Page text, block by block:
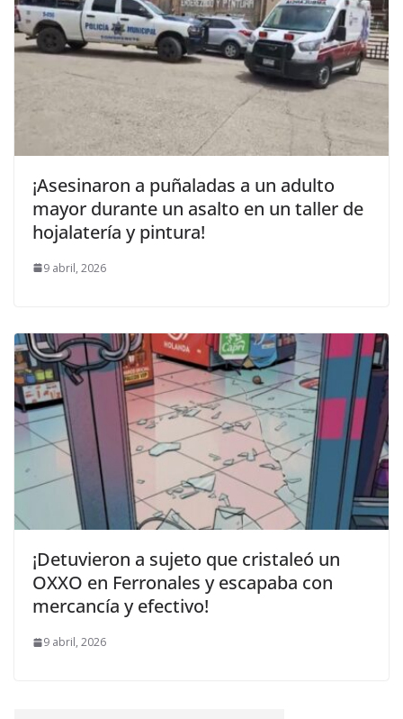
¡Asesinaron a puñaladas a un adulto
mayor durante un asalto en un taller de
hojalatería y pintura!
9 abril, 2026
¡Detuvieron a sujeto que cristaleó un
OXXO en Ferronales y escapaba con
mercancía y efectivo!
9 abril, 2026